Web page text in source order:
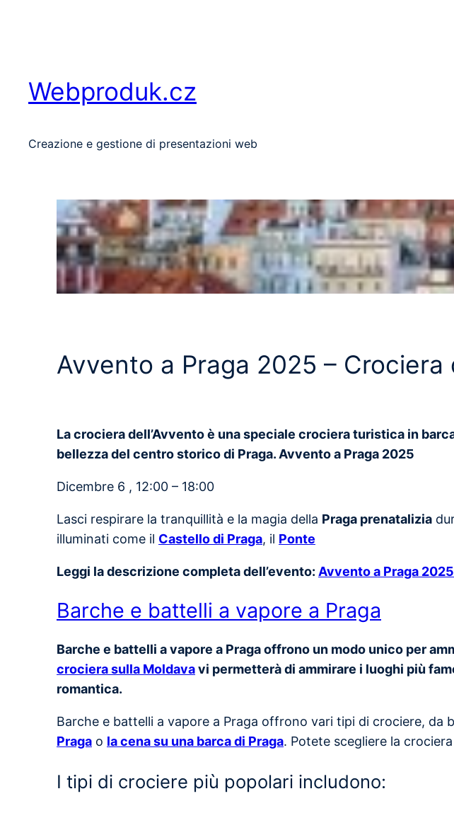
Webproduk.cz
Creazione e gestione di presentazioni web
Avvento a Praga 2025 – Crociera
La crociera dell’Avvento è una speciale crociera turistica in
bellezza del centro storico di Praga. Avvento a Praga 2025
Dicembre 6 , 12:00 – 18:00
Lasci respirare la tranquillità e la magia della Praga prenatalizia
illuminati come il Castello di Praga, il Ponte
Leggi la descrizione completa dell’evento: Avvento a Praga
Barche e battelli a vapore a Praga
Barche e battelli a vapore a Praga offrono un modo unico per
crociera sulla Moldavavi permetterà di ammirare i luoghi più
romantica.
Barche e battelli a vapore a Praga offrono vari tipi di crociere, da
Praga o la cena su una barca di Praga. Potete scegliere la
I tipi di crociere più popolari includono: